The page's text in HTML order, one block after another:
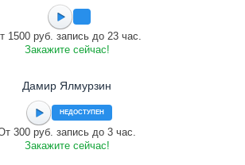
1500 руб. запись до 23 час.
Закажите сейчас!
Дамир Ялмурзин
НЕДОСТУПЕН
300 руб. запись до 3 час.
Закажите сейчас!